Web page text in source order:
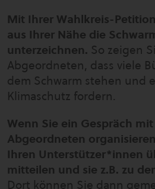
Mit Ihrer Wahlkreis-
aus Ihrer Nähe die
unterzeichnen. So zeigen
Abgeordneten, dass viele
dem Schwarm stehen und
Klimaschutz fordern.
Wenn Sie ein Gespräch
Abgeordneten
Ihren Unterstützer*innen
mitteilen und sie z.B. zu
Dort können Sie dann